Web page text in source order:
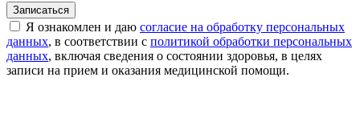
Записаться
Я ознакомлен и даю согласие на обработку персональных
данных, в соответствии с политикой обработки персональных
данных, включая сведения о состоянии здоровья, в целях
записи на прием и оказания медицинской помощи.